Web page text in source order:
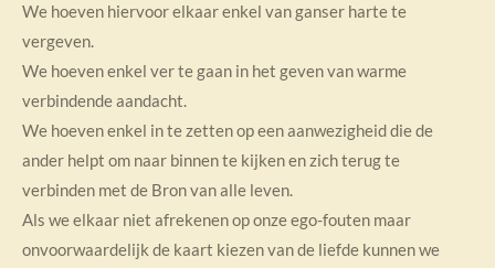
We hoeven hiervoor elkaar enkel van ganser harte te
vergeven.
We hoeven enkel ver te gaan in het geven van warme
verbindende aandacht.
We hoeven enkel in te zetten op een aanwezigheid die de
ander helpt om naar binnen te kijken en zich terug te
verbinden met de Bron van alle leven.
Als we elkaar niet afrekenen op onze ego-fouten maar
onvoorwaardelijk de kaart kiezen van de liefde kunnen we